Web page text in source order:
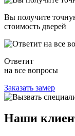
Вы получите
стоимость дверей
Ответит
на все вопросы
Заказать замер
Наши